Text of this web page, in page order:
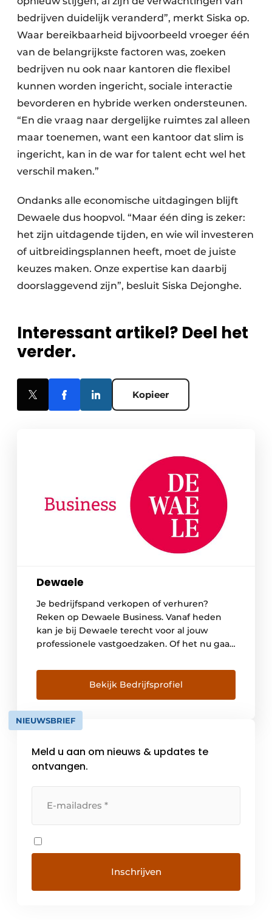
bedrijven duidelijk veranderd”, merkt Siska op.
Waar bereikbaarheid bijvoorbeeld vroeger één
van de belangrijkste factoren was, zoeken
bedrijven nu ook naar kantoren die flexibel
kunnen worden ingericht, sociale interactie
bevorderen en hybride werken ondersteunen.
“En die vraag naar dergelijke ruimtes zal alleen
maar toenemen, want een kantoor dat slim is
ingericht, kan in de war for talent echt wel het
verschil maken.”
Ondanks alle economische uitdagingen blijft
Dewaele dus hoopvol. “Maar één ding is zeker:
het zijn uitdagende tijden, en wie wil investeren
of uitbreidingsplannen heeft, moet de juiste
keuzes maken. Onze expertise kan daarbij
doorslaggevend zijn”, besluit Siska Dejonghe.
Interessant artikel? Deel het
verder.
Kopieer
Dewaele
Je bedrijfspand verkopen of verhuren?
Reken op Dewaele Business. Vanaf heden
kan je bij Dewaele terecht voor al jouw
professionele vastgoedzaken. Of het nu gaat
winkelpand, een magazijn of een industriële
loods. Maar ook als ondernemer, wanneer je
de ideale werkplek zoekt met ruimte om te
groeien. Of als investeerder, […]
Bekijk Bedrijfsprofiel
NIEUWSBRIEF
Meld u aan om nieuws & updates te
ontvangen.